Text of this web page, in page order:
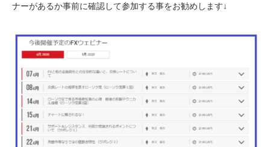
ナーがあるか事前に確認して参加する事をお勧めします↓